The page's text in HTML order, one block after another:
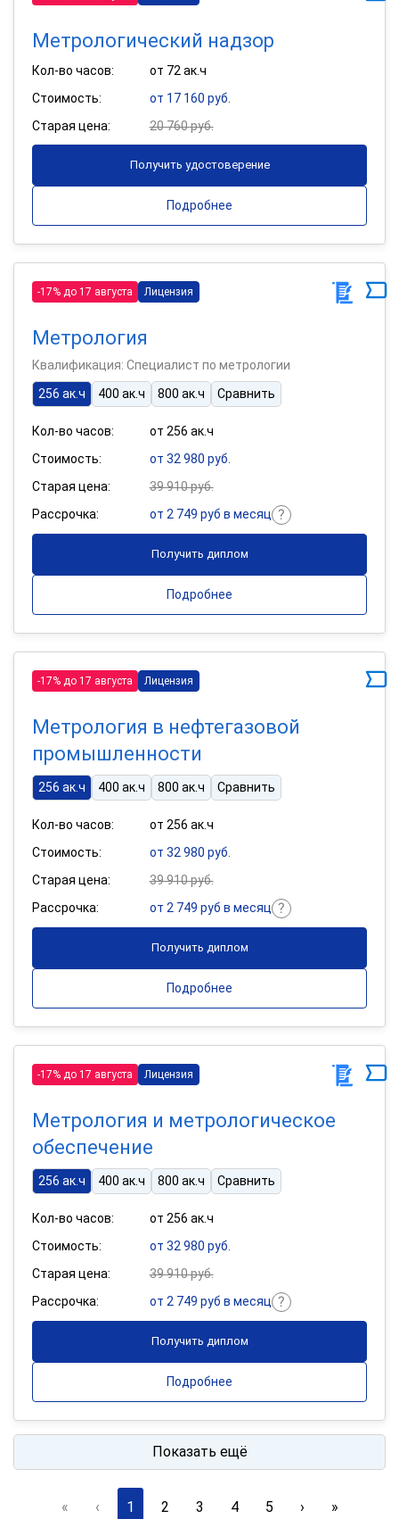
Метрологический надзор
Кол-во часов:
от 72 ак.ч
Стоимость:
от 17 160 руб.
Старая цена:
20 760 руб.
Получить удостоверение
Подробнее
-17% до 17 августа Лицензия
Метрология
Квалификация: Специалист по метрологии
256 ак.ч
400 ак.ч 800 ак.ч Сравнить
Кол-во часов:
от 256 ак.ч
Стоимость:
от 32 980 руб.
Старая цена:
39 910 руб.
Рассрочка:
от 2 749 руб в месяц
Получить диплом
Подробнее
-17% до 17 августа Лицензия
Метрология в нефтегазовой
промышленности
256 ак.ч 400 ак.ч 800 ак.ч Сравнить
Кол-во часов:
от 256 ак.ч
Стоимость:
от 32 980 руб.
Старая цена:
39 910 руб.
Рассрочка:
от 2 749 руб в месяц
Получить диплом
Подробнее
-17% до 17 августа Лицензия
Метрология и метрологическое
обеспечение
256 ак.ч 400 ак.ч 800 ак.ч Сравнить
Кол-во часов:
от 256 ак.ч
Стоимость:
от 32 980 руб.
Старая цена:
39 910 руб.
Рассрочка:
от 2 749 руб в месяц
Получить диплом
Подробнее
Показать ещё
« ‹ 1 2 3 4 5 › »